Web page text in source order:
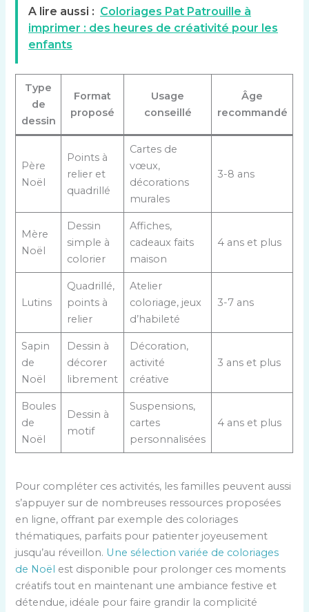
A lire aussi : Coloriages Pat Patrouille à
imprimer : des heures de créativité pour les
enfants
Type
de
dessin
Format
proposé
Usage
conseillé
Âge
recommandé
Père
Noël
Points à
relier et
quadrillé
Cartes de
vœux,
décorations
murales
3-8 ans
Mère
Noël
Dessin
simple à
colorier
Affiches,
cadeaux faits
maison
4 ans et plus
Lutins
Quadrillé,
points à
relier
Atelier
coloriage, jeux
d’habileté
3-7 ans
Sapin
de
Noël
Dessin à
décorer
librement
Décoration,
activité
créative
3 ans et plus
Boules
de
Noël
Dessin à
motif
Suspensions,
cartes
personnalisées
4 ans et plus
Pour compléter ces activités, les familles peuvent aussi
s’appuyer sur de nombreuses ressources proposées
en ligne, offrant par exemple des coloriages
thématiques, parfaits pour patienter joyeusement
jusqu’au réveillon. Une sélection variée de coloriages
de Noël est disponible pour prolonger ces moments
créatifs tout en maintenant une ambiance festive et
détendue, idéale pour faire grandir la complicité